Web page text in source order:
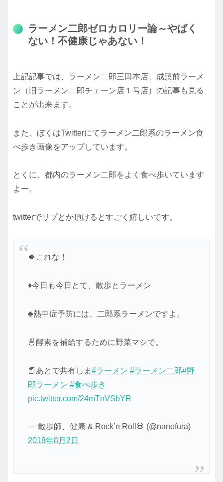
ラーメン二郎ゼロカロリー論～やばく
ない！不健康じゃあない！
上記記事では、ラーメン二郎三田本店、成蹊前ラーメ
ン（旧ラーメン二郎チェーン店１号店）の記事も見る
ことが出来ます。
また、ぼくはTwitterにてラーメン二郎系のラーメン食
べ歩き画像をアップしています。
とくに、都内のラーメン二郎をよく食べ歩いています
よー。
twitterでリプとか頂けるとすごく嬉しいです。
🍀これな！
♦今日も今日とて、散歩とラーメン
♣熱中症予防には、二郎系ラーメンですよ。
🍜酵素を補給するために野菜マシで。
📕あとで共有しま #ラーメン #ラーメン二郎#野
郎ラーメン #食べ歩き
pic.twitter.com/24mTnVSbYR
— 散歩師、健康 & Rock’n Roll💀 (@nanofura)
2018年8月2日